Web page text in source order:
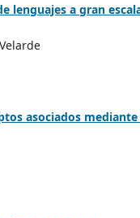
lenguajes a gran
asociados